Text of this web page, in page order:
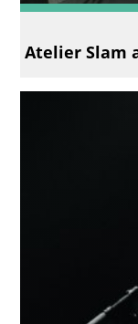
Atelier Slam